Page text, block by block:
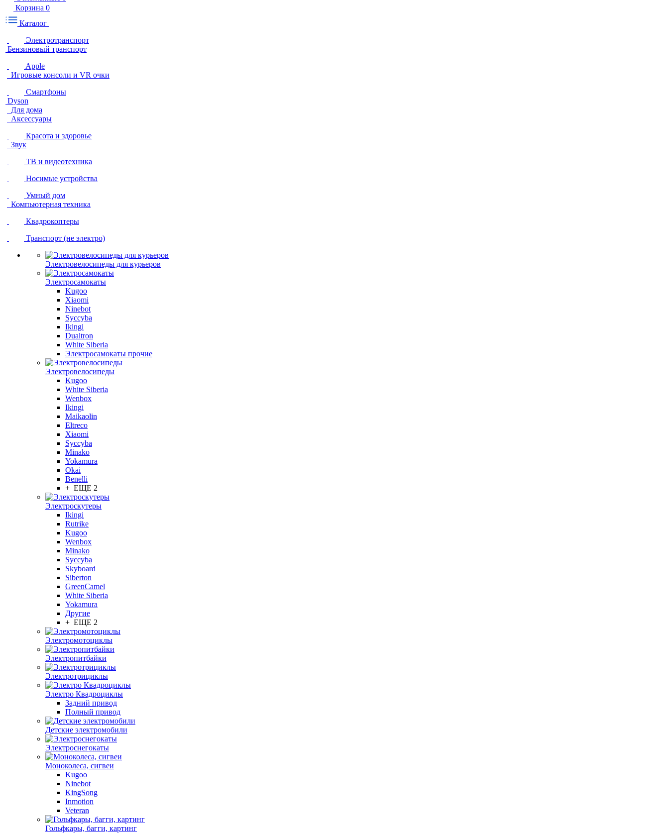
Корзина 0
Каталог
Электротранспорт
Бензиновый транспорт
Apple
Игровые консоли и VR очки
Смартфоны
Dyson
Для дома
Аксессуары
Красота и здоровье
Звук
ТВ и видеотехника
Носимые устройства
Умный дом
Компьютерная техника
Квадрокоптеры
Транспорт (не электро)
Электровелосипеды для курьеров
Электросамокаты
Kugoo
Xiaomi
Ninebot
Syccyba
Ikingi
Dualtron
White Siberia
Электросамокаты прочие
Электровелосипеды
Kugoo
White Siberia
Wenbox
Ikingi
Maikaolin
Eltreco
Xiaomi
Syccyba
Minako
Yokamura
Okai
Benelli
+ ЕЩЕ 2
Электроскутеры
Ikingi
Rutrike
Kugoo
Wenbox
Minako
Syccyba
Skyboard
Siberton
GreenCamel
White Siberia
Yokamura
Другие
+ ЕЩЕ 2
Электромотоциклы
Электропитбайки
Электротрициклы
Электро Квадроциклы
Задний привод
Полный привод
Детские электромобили
Электроснегокаты
Моноколеса, сигвеи
Kugoo
Ninebot
KingSong
Inmotion
Veteran
Гольфкары, багги, картинг